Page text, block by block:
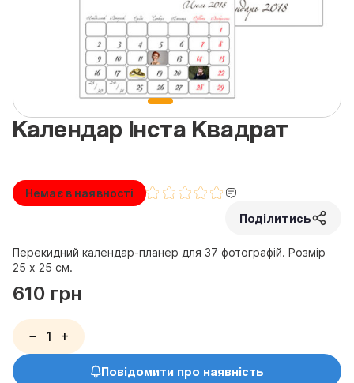
Календар Інста Квадрат
Немає в наявності
Поділитись
Перекидний календар-планер для 37 фотографій. Розмір
25 х 25 см.
610 грн
− +
Повідомити про наявність